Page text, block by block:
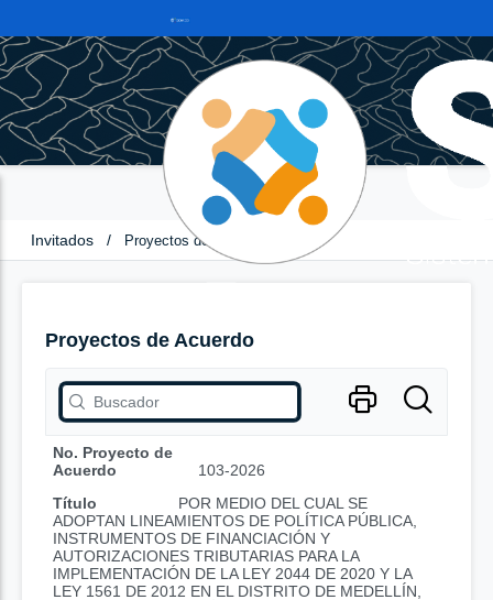
Invitados / Proyectos de Acuerdo
Proyectos de Acuerdo
No. Proyecto de
Acuerdo
103-2026
Título
POR MEDIO DEL CUAL SE
ADOPTAN LINEAMIENTOS DE POLÍTICA PÚBLICA,
INSTRUMENTOS DE FINANCIACIÓN Y
AUTORIZACIONES TRIBUTARIAS PARA LA
IMPLEMENTACIÓN DE LA LEY 2044 DE 2020 Y LA
LEY 1561 DE 2012 EN EL DISTRITO DE MEDELLÍN,